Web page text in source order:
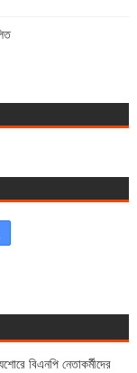
বিএনপি নেতাকর্মীদের